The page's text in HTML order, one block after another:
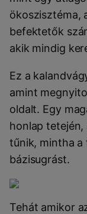
ökoszisztéma,
befektetők
akik mindig
Ez a
amint
oldalt. Egy
honlap tetején,
tűnik, mintha a
bázisugrást.
Tehát amikor